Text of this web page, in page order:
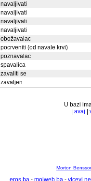
navaljivati
navaljivati
navaljivati
navaljivati
obožavalac
pocrveniti (od navale krvi)
poznavalac
spavalica
zavaliti se
zavaljen
U bazi
avaj
Morton
eros.ba - mojweb.ba -